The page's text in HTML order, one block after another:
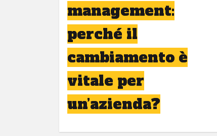
management:
perché il
cambiamento è
vitale per
un’azienda?